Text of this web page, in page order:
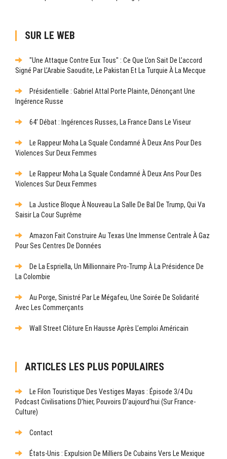
SUR LE WEB
"Une Attaque Contre Eux Tous" : Ce Que L’on Sait De L’accord
Signé Par L’Arabie Saoudite, Le Pakistan Et La Turquie À La Mecque
Présidentielle : Gabriel Attal Porte Plainte, Dénonçant Une
Ingérence Russe
64’ Débat : Ingérences Russes, La France Dans Le Viseur
Le Rappeur Moha La Squale Condamné À Deux Ans Pour Des
Violences Sur Deux Femmes
Le Rappeur Moha La Squale Condamné À Deux Ans Pour Des
Violences Sur Deux Femmes
La Justice Bloque À Nouveau La Salle De Bal De Trump, Qui Va
Saisir La Cour Suprême
Amazon Fait Construire Au Texas Une Immense Centrale À Gaz
Pour Ses Centres De Données
De La Espriella, Un Millionnaire Pro-Trump À La Présidence De
La Colombie
Au Porge, Sinistré Par Le Mégafeu, Une Soirée De Solidarité
Avec Les Commerçants
Wall Street Clôture En Hausse Après L’emploi Américain
ARTICLES LES PLUS POPULAIRES
Le Filon Touristique Des Vestiges Mayas : Épisode 3/4 Du
Podcast Civilisations D’hier, Pouvoirs D’aujourd’hui (sur France-
Culture)
Contact
États-Unis : Expulsion De Milliers De Cubains Vers Le Mexique